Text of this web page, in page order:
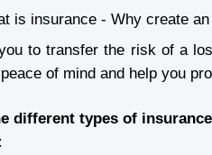
is insurance - Why create
to transfer the risk of a
of mind and help you
different types of